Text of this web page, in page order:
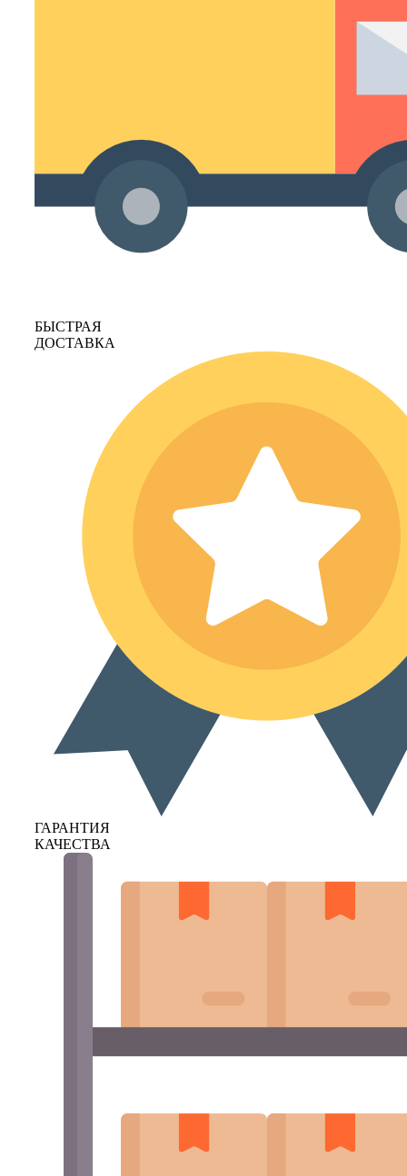
БЫСТРАЯ
ДОСТАВКА
ГАРАНТИЯ
КАЧЕСТВА